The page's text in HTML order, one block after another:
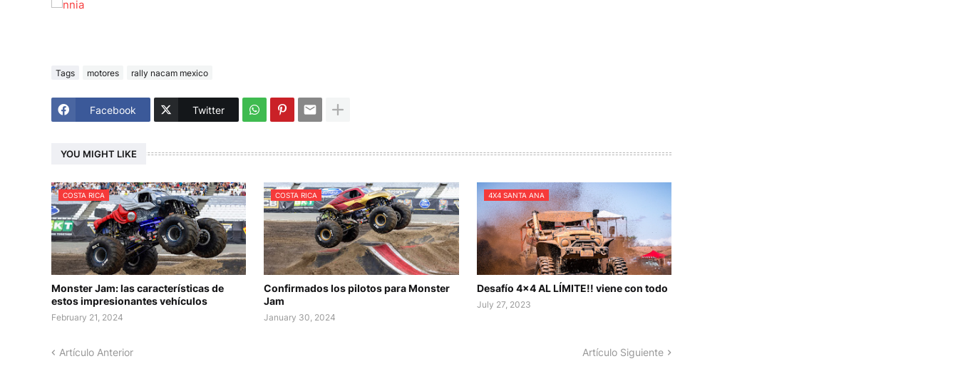
Tags motores rally nacam mexico
Facebook Twitter
YOU MIGHT LIKE
COSTA RICA
Monster Jam: las características de
estos impresionantes vehículos
February 21, 2024
COSTA RICA
Confirmados los pilotos para Monster
Jam
January 30, 2024
4X4 SANTA ANA
Desafío 4x4 AL LÍMITE!! viene con todo
July 27, 2023
Artículo Anterior Artículo Siguiente